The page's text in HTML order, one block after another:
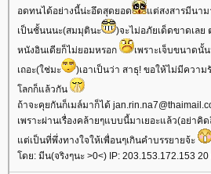
อดทนได้อย่างนี้น่ะอึดสุดยอด
ต่สงสารมีนาม
เป็นชั้นนนะ(สมมุตินะ
)จะไม่อภัยเด็ดขาดเลย
หนังอินเดียก็ไม่ยอมหรอก
เพราะเจ็บขนาดนั้
เถอะ(ใช่มะ
)เอาเป็นว่า สาธุ! ขอให้ไม่มีควา
ลกก็แล้วกัน
ถ้าจะคุยกันก็เมล์มาก็ได้
เพราะผ่านเรื่องคล้ายๆแบบนี้มาเยอะแล้ว(อย่าคิ
ต่เป็นที่พึ่งทางใจให้เพื่อนๆเกินคำบรรยายจ้ะ
ดย: มีน(จริงๆนะ >0<) IP: 203.153.172.153